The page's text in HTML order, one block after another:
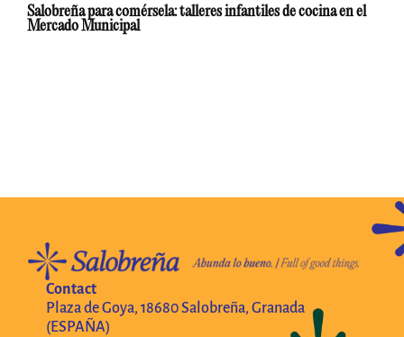
Salobreña para comérsela: talleres infantiles de cocina en el
Mercado Municipal
Contact
Plaza de Goya, 18680 Salobreña, Granada
(ESPAÑA)